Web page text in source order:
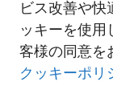
ビス改善や快
ッキーを使用
客様の同意を
クッキーポリ